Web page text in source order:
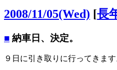
2008/11/05(Wed) [長
■ 納車日、決定。
９日に引き取りに行ってきます